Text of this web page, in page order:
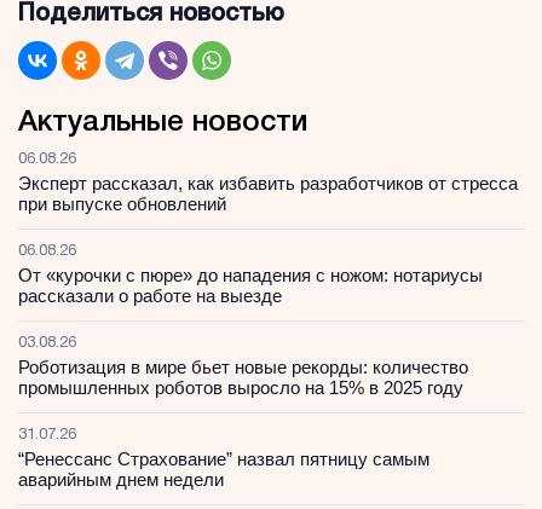
Поделиться новостью
Актуальные новости
06.08.26
Эксперт рассказал, как избавить разработчиков от стресса
при выпуске обновлений
06.08.26
От «курочки с пюре» до нападения с ножом: нотариусы
рассказали о работе на выезде
03.08.26
Роботизация в мире бьет новые рекорды: количество
промышленных роботов выросло на 15% в 2025 году
31.07.26
“Ренессанс Страхование” назвал пятницу самым
аварийным днем недели